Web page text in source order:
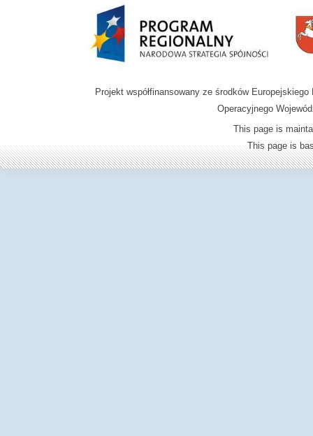
Projekt współfinansowany ze środków
Operacyjnego
This page is
This page is